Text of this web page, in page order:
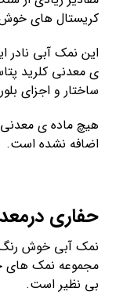
کریستال های
این نمک آبی نادر
ی معدنی کلرید
ساختار و اجزای
هیچ ماده ی معدنی
اضافه نشده است.
حفاری
نمک آبی خوش رنگ
مجموعه نمک های
بی نظیر است.